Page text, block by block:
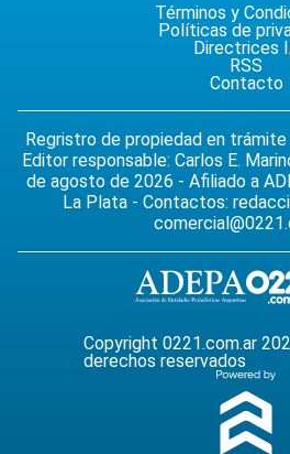
Términos y
Políticas de
Directrices
RSS
Contacto
Regristro de propiedad en
Editor responsable: Carlos E.
de agosto de 2026 - Afiliado a
La Plata - Contactos:
Copyright 0221.com.ar
derechos reservados